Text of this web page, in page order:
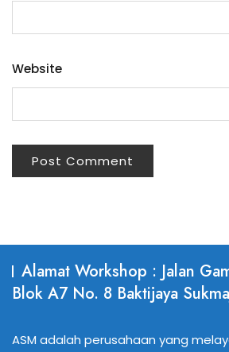
Website
Alamat Workshop : Jalan
Blok A7 No. 8 Baktijaya
ASM adalah perusahaan yang